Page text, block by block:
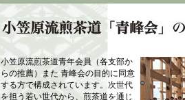
小笠原流煎茶道青年会員（各支部か
らの推薦）また 青峰会の目的に同意
する方で構成されています。次世代
を担う若い世代から、煎茶道を通じ